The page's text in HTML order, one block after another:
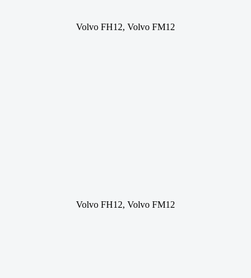
Volvo FH12, Volvo FM12
Volvo FH12, Volvo FM12